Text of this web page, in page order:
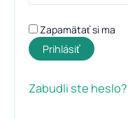
Zapamätať si ma
Prihlásiť
Zabudli ste heslo?